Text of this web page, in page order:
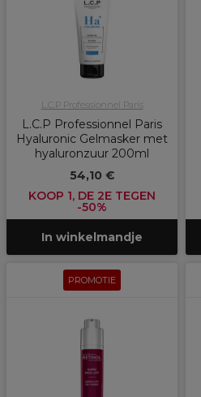
L.C.P Professionnel Paris
L.C.P Professionnel Paris
Hyaluronic Gelmasker met
hyaluronzuur 200ml
54,10 €
KOOP 1, DE 2E TEGEN
-50%
In winkelmandje
PROMOTIE